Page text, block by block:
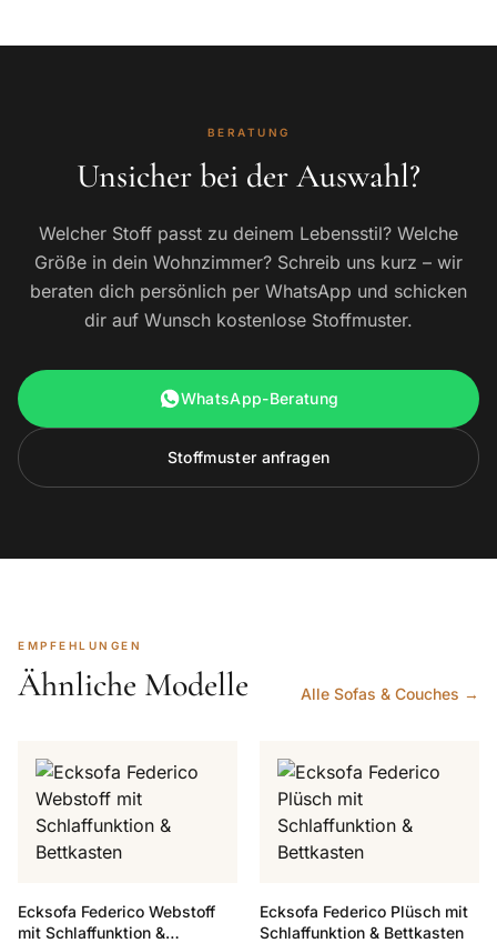
BERATUNG
Unsicher bei der Auswahl?
Welcher Stoff passt zu deinem Lebensstil? Welche
Größe in dein Wohnzimmer? Schreib uns kurz – wir
beraten dich persönlich per WhatsApp und schicken
dir auf Wunsch kostenlose Stoffmuster.
WhatsApp-Beratung
Stoffmuster anfragen
EMPFEHLUNGEN
Ähnliche Modelle Alle Sofas & Couches →
Ecksofa Federico Webstoff
mit Schlaffunktion &
Ecksofa Federico Plüsch mit
Schlaffunktion & Bettkasten